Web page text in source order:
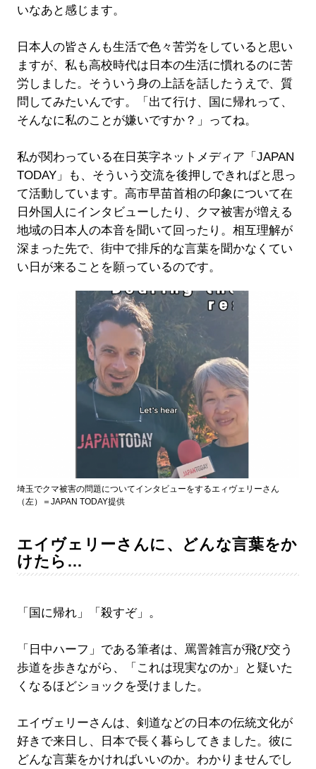
いなあと感じます。
日本人の皆さんも生活で色々苦労をしていると思い
ますが、私も高校時代は日本の生活に慣れるのに苦
労しました。そういう身の上話を話したうえで、質
問してみたいんです。「出て行け、国に帰れって、
そんなに私のことが嫌いですか？」ってね。
私が関わっている在日英字ネットメディア「JAPAN
TODAY」も、そういう交流を後押しできればと思っ
て活動しています。高市早苗首相の印象について在
日外国人にインタビューしたり、クマ被害が増える
地域の日本人の本音を聞いて回ったり。相互理解が
深まった先で、街中で排斥的な言葉を聞かなくてい
い日が来ることを願っているのです。
埼玉でクマ被害の問題についてインタビューをするエィヴェリーさん
（左）＝JAPAN TODAY提供
エイヴェリーさんに、どんな言葉をか
けたら…
「国に帰れ」「殺すぞ」。
「日中ハーフ」である筆者は、罵詈雑言が飛び交う
歩道を歩きながら、「これは現実なのか」と疑いた
くなるほどショックを受けました。
エイヴェリーさんは、剣道などの日本の伝統文化が
好きで来日し、日本で長く暮らしてきました。彼に
どんな言葉をかければいいのか。わかりませんでし